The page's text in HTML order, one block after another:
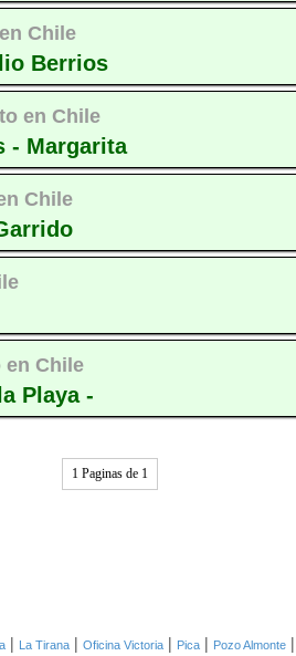
Chile
Berrios
en Chile
- Margarita
Chile
Chile
Playa -
1 Paginas de 1
| La Tirana | Oficina Victoria | Pica | Pozo Almonte |